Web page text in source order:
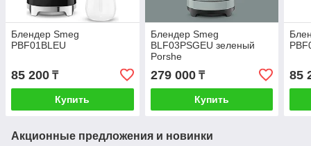
Блендер Smeg
PBF01BLEU
85 200 ₸
Купить
Блендер Smeg
BLF03PSGEU зеленый
Porshe
279 000₸
Купить
85
Акционные предложения и новинки